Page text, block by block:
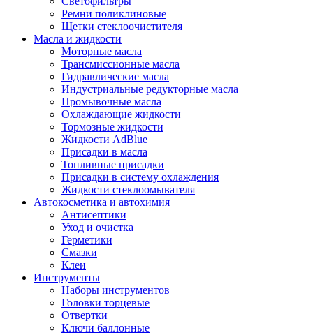
Ремни поликлиновые
Щетки стеклоочистителя
Масла и жидкости
Моторные масла
Трансмиссионные масла
Гидравлические масла
Индустриальные редукторные масла
Промывочные масла
Охлаждающие жидкости
Тормозные жидкости
Жидкости AdBlue
Присадки в масла
Топливные присадки
Присадки в систему охлаждения
Жидкости стеклоомывателя
Автокосметика и автохимия
Антисептики
Уход и очистка
Герметики
Смазки
Клеи
Инструменты
Наборы инструментов
Головки торцевые
Отвертки
Ключи баллонные